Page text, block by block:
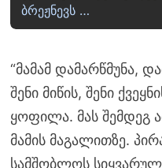
ბრეჟნევს …
“მამამ დამარწმუნა,
შენი მიწის, შენი
ყოფილა. მას შემდეგ
მამის მაგალითზე.
სამშობლოს